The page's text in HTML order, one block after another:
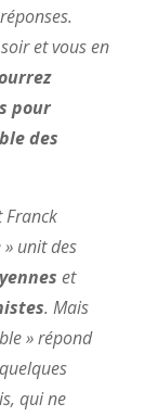
et vous en
pour
des
Franck
unit des
et
. Mais
» répond
qui ne